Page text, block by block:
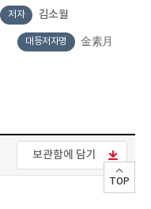
저자 김소월
대등저자명 金素月
보관함에 담기
TOP